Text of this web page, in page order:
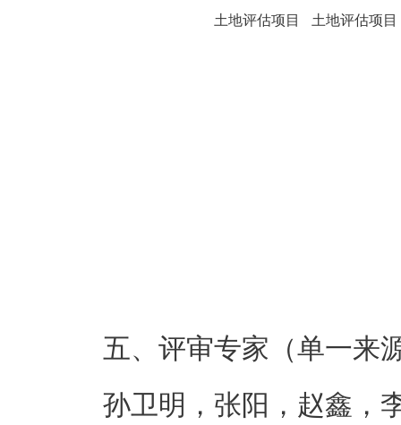
土地评估项目
土地评估项目
五、评审专家（单一来
孙卫明，张阳，赵鑫，